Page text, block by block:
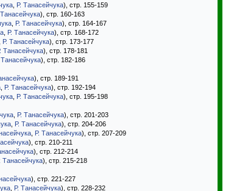
Р. Танасейчука), стр. 155-159
Танасейчука), стр. 160-163
Р. Танасейчука), стр. 164-167
Р. Танасейчука), стр. 168-172
Р. Танасейчука), стр. 173-177
Танасейчука), стр. 178-181
Танасейчука), стр. 182-186
), стр. 189-191
Р. Танасейчука), стр. 192-194
Р. Танасейчука), стр. 195-198
Р. Танасейчука), стр. 201-203
Р. Танасейчука), стр. 204-206
Р. Танасейчука), стр. 207-209
), стр. 210-211
), стр. 212-214
Танасейчука), стр. 215-218
), стр. 221-227
Р. Танасейчука), стр. 228-232